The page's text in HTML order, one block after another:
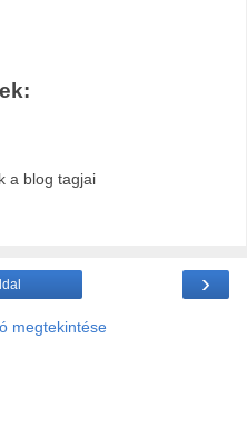
a blog tagjai
›
megtekintése